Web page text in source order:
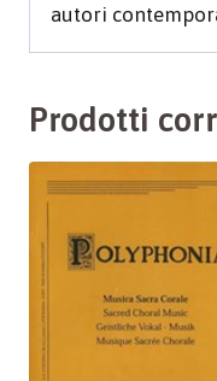
autori
Prodotti